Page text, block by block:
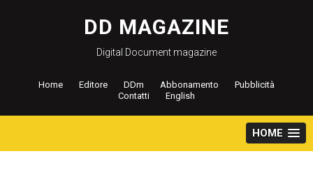
contenuto
DD MAGAZINE
Digital Document magazine
Home Editore DDm Abbonamento
Pubblicità
Contatti
English
HOME